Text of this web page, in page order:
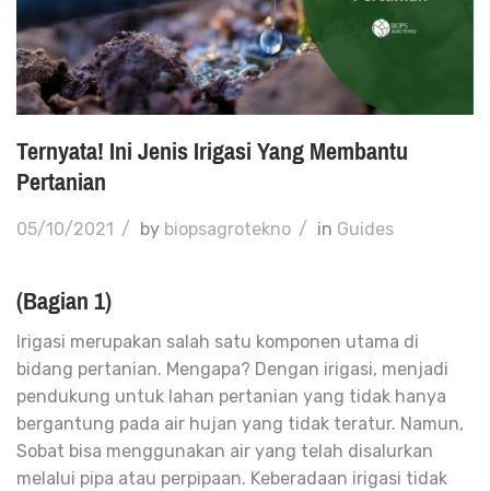
Ternyata! Ini Jenis Irigasi Yang Membantu
Pertanian
05/10/2021 / by biopsagrotekno / in Guides
(Bagian 1)
Irigasi merupakan salah satu komponen utama di
bidang pertanian. Mengapa? Dengan irigasi, menjadi
pendukung untuk lahan pertanian yang tidak hanya
bergantung pada air hujan yang tidak teratur. Namun,
Sobat bisa menggunakan air yang telah disalurkan
melalui pipa atau perpipaan. Keberadaan irigasi tidak